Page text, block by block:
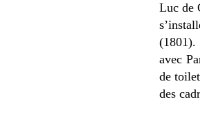
Luc de
(1801).
avec
de
des